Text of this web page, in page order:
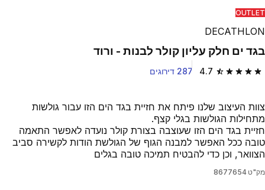
OUTLET
DECATHLON
בגד ים חלק עליון קולר לבנות - ורוד
4.7 4.7 out of 5 stars from 287 reviews 287 דירוגים
צוות העיצוב שלנו פיתח את חזיית בגד הים הזו עבור גולשות
מתחילות הגולשות בגלי קצף.
חזיית בגד הים הזו שעוצבה בצורת קולר נועדה לאפשר התאמה
טובה ככל האפשר למבנה הגוף של הגולשת הודות לקשירה סביב
הצוואר, וכן כדי להבטיח תמיכה טובה בגלים
מק"ט 8677654